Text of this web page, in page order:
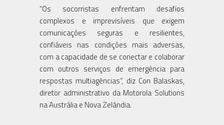
“Os socorristas enfrentam desafios
complexos e imprevisíveis que exigem
comunicações seguras e resilientes,
confiáveis nas condições mais adversas,
com a capacidade de se conectar e colaborar
com outros serviços de emergência para
respostas multiagências”, diz Con Balaskas,
diretor administrativo da Motorola Solutions
na Austrália e Nova Zelândia.